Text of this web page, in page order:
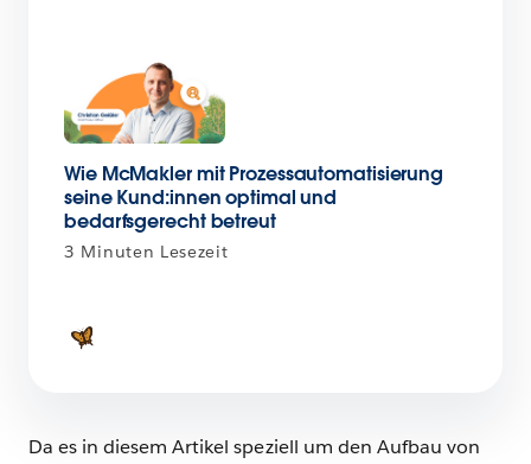
Wie McMakler mit Prozessautomatisierung
seine Kund:innen optimal und
bedarfsgerecht betreut
3 Minuten Lesezeit
Da es in diesem Artikel speziell um den Aufbau von